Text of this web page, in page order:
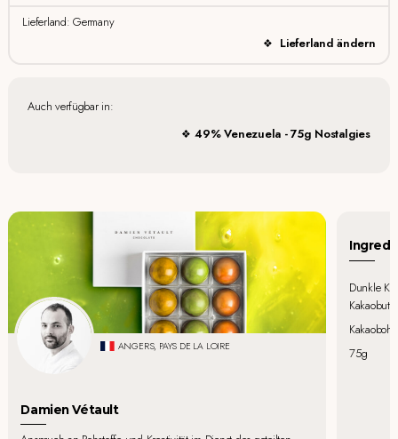
Lieferland: Germany
Lieferland ändern
Auch verfügbar in:
49% Venezuela - 75g Nostalgies
ANGERS, PAYS DE LA LOIRE
Damien Vétault
Dunkle
75g